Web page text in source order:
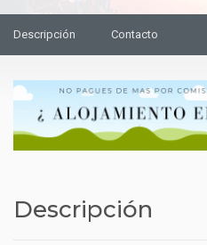
Descripción Contacto
Descripción